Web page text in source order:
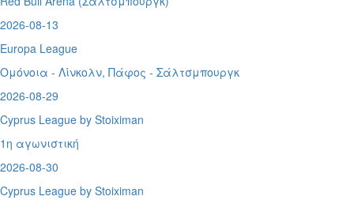
2026-08-13
Europa League
Ομόνοια - Λίνκολν, Πάφος - Σάλτσμπουργκ
2026-08-29
Cyprus League by Stoiximan
1η αγωνιστική
2026-08-30
Cyprus League by Stoiximan